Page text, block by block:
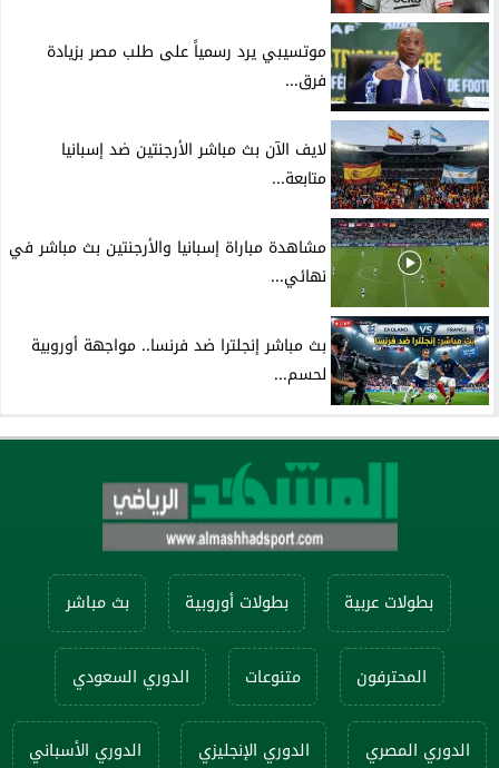
موتسيبي يرد رسمياً على طلب مصر بزيادة
فرق...
لايف الآن بث مباشر الأرجنتين ضد إسبانيا
متابعة...
مشاهدة مباراة إسبانيا والأرجنتين بث مباشر في
نهائي...
بث مباشر إنجلترا ضد فرنسا.. مواجهة أوروبية
لحسم...
بطولات عربية بطولات أوروبية بث مباشر
المحترفون متنوعات الدوري السعودي
الدوري المصري الدوري الإنجليزي الدوري الأسباني